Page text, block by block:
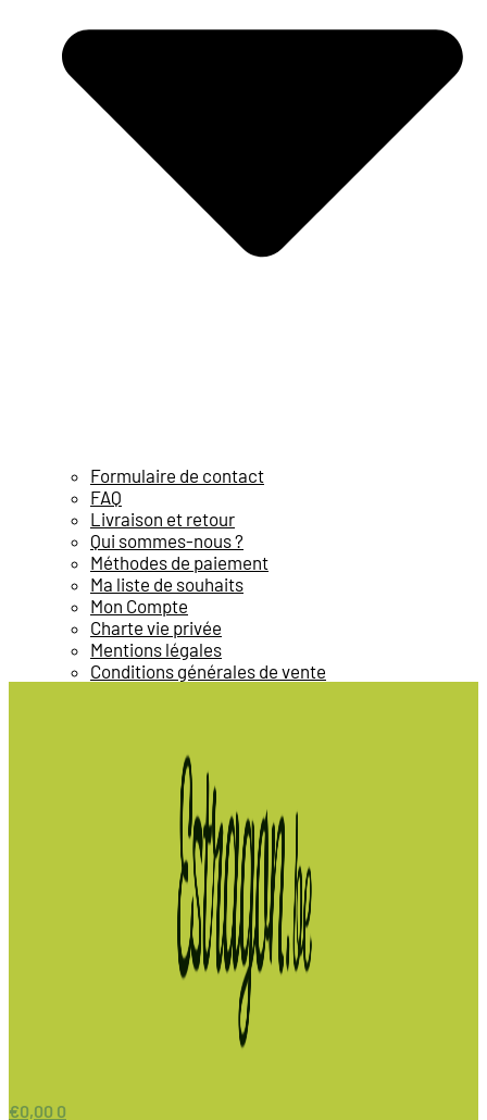
Formulaire de contact
FAQ
Livraison et retour
Qui sommes-nous ?
Méthodes de paiement
Ma liste de souhaits
Mon Compte
Charte vie privée
Mentions légales
Conditions générales de vente
€0,00 0